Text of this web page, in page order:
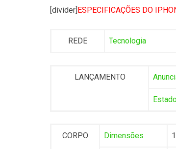
[divider]ESPECIFICAÇÕES DO
REDE Tecnologia
LANÇAMENTO
CORPO Dimensões